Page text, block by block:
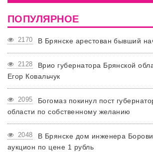
ПОПУЛЯРНОЕ
2170 В Брянске арестован бывший
2128
Врио губернатора Брянской
Егор Ковальчук
2095
Богомаз покинул пост
области по собственному желанию
2048
В Брянске дом инженера
аукцион по цене 1 рубль